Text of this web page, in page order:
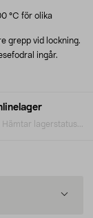
Hämtar lagerstatus...
°C för olika
grepp vid lockning.
ingår.